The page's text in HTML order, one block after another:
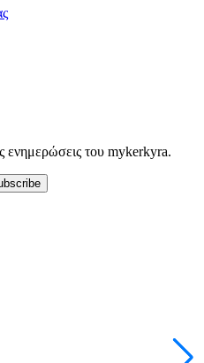
ενημερώσεις του mykerkyra.